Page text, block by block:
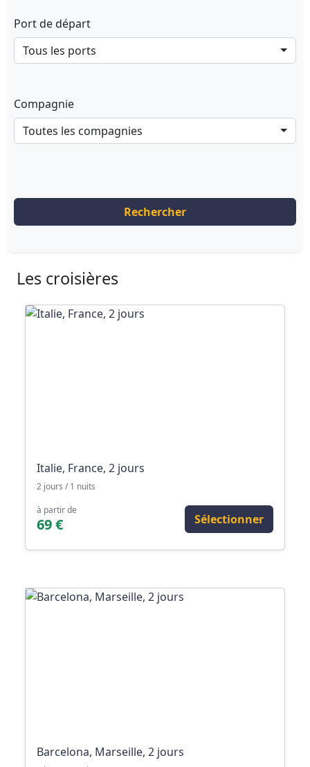
Port de départ
Tous les ports
Compagnie
Toutes les compagnies
Rechercher
Les croisières
Italie, France, 2 jours
2 jours / 1 nuits
à partir de
69 € Sélectionner
Barcelona, Marseille, 2 jours